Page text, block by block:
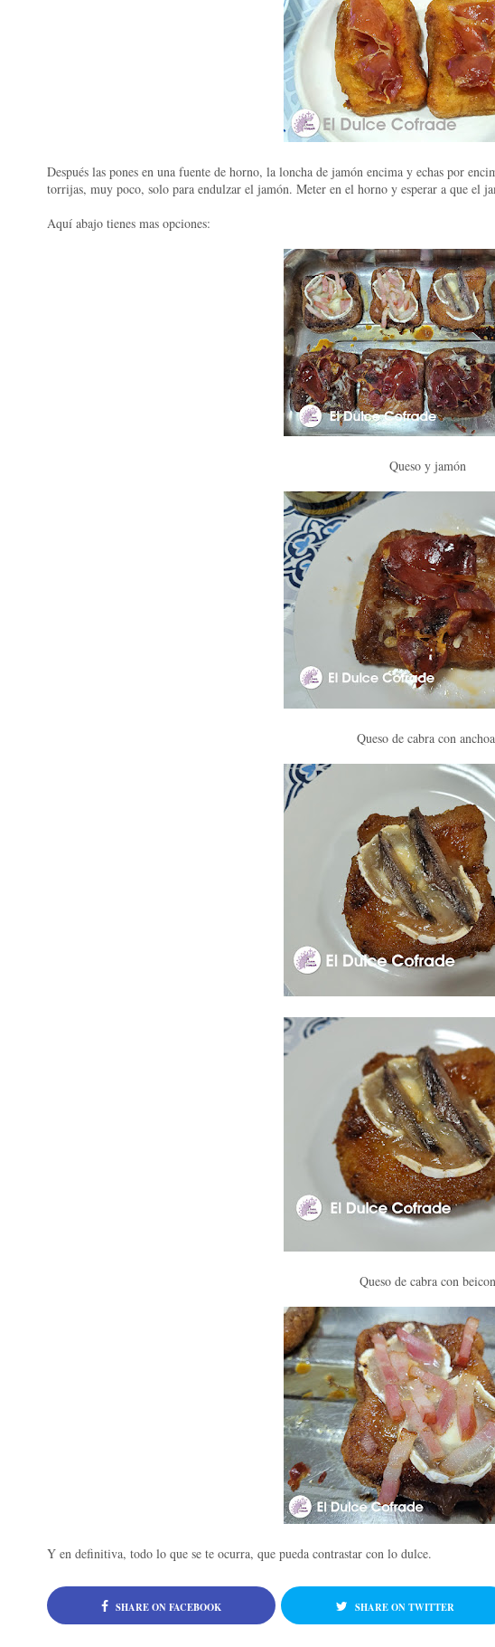
Después las pones en una fuente de horno, la loncha de jamón encima y echas por
torrijas, muy poco, solo para endulzar el jamón. Meter en el horno y esperar a que el
Aquí abajo tienes mas opciones:
Queso y jamón
Queso de cabra con
Queso de cabra con beicon
Y en definitiva, todo lo que se te ocurra, que pueda contrastar con lo dulce.
SHARE ON FACEBOOK SHARE ON TWITTER